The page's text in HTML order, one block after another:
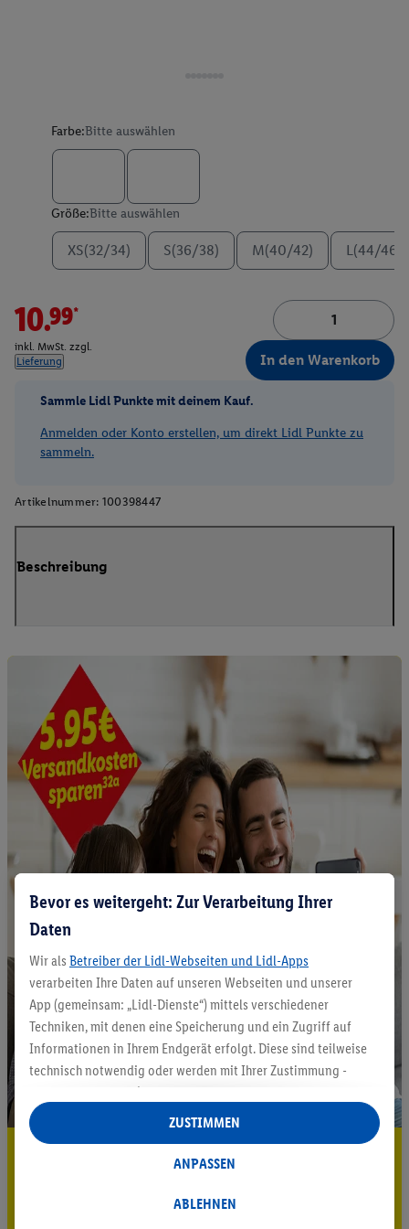
Farbe:Bitte auswählen
Größe:Bitte auswählen
XS(32/34) S(36/38) M(40/42) L(44/46)
10.99*
inkl. MwSt. zzgl.
Lieferung
In den Warenkorb
Sammle Lidl Punkte mit deinem Kauf.
Anmelden oder Konto erstellen, um direkt Lidl Punkte zu
sammeln.
Artikelnummer: 100398447
Beschreibung
5.95 € Versand sparen³²ᵃ
Bevor es weitergeht: Zur Verarbeitung Ihrer
Daten
Wir als Betreiber der Lidl-Webseiten und Lidl-Apps
verarbeiten Ihre Daten auf unseren Webseiten und unserer
App (gemeinsam: „Lidl-Dienste“) mittels verschiedener
Techniken, mit denen eine Speicherung und ein Zugriff auf
Informationen in Ihrem Endgerät erfolgt. Diese sind teilweise
technisch notwendig oder werden mit Ihrer Zustimmung -
auch durch Partner (u.a.
Verantwortliche; im Zusammenhang mit dem IAB TCF
insgesamt
Statistik-Erstellung oder für personalisierte Werbung
Datenverarbeitungen für personalisierte Werbung werden
ABLEHNEN
ANPASSEN
ZUSTIMMEN